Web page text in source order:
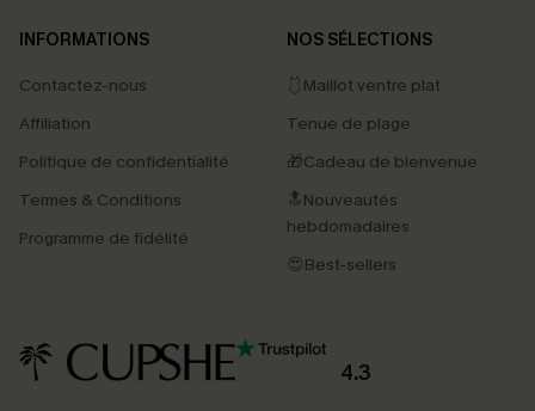
INFORMATIONS
Contactez-nous
Affiliation
Politique de confidentialité
Termes & Conditions
Programme de fidélité
NOS SÉLECTIONS
🩱Maillot ventre plat
Tenue de plage
🎁Cadeau de bienvenue
🔝Nouveautés
hebdomadaires
😍Best-sellers
4.3